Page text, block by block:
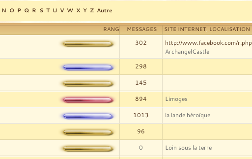
N O P Q R S T U V W X Y Z Autre
RANG MESSAGES SITE INTERNET, LOCALISATION
302
http://www.facebook.com/r.php
ArchangelCastle
298
145
894 Limoges
1013 la lande héroïque
96
0 Loin sous la terre